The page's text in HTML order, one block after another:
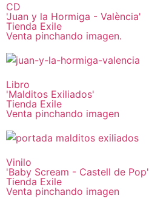
CD
'Juan y la Hormiga - València'
Tienda Exile
Venta pinchando imagen.
Libro
'Malditos Exiliados'
Tienda Exile
Venta pinchando imagen
Vinilo
'Baby Scream - Castell de Pop'
Tienda Exile
Venta pinchando imagen